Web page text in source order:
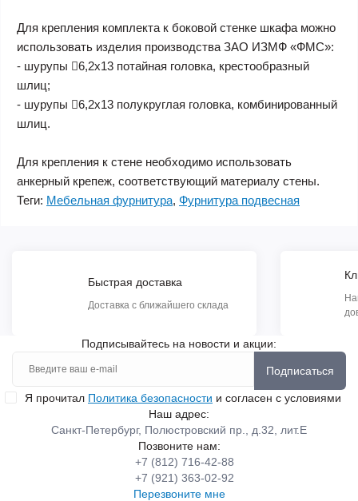
Для крепления комплекта к боковой стенке шкафа можно
использовать изделия производства ЗАО ИЗМФ «ФМС»:
- шурупы 6,2х13 потайная головка, крестообразный
шлиц;
- шурупы 6,2х13 полукруглая головка, комбинированный
шлиц.
Для крепления к стене необходимо использовать
анкерный крепеж, соответствующий материалу стены.
Теги: Мебельная фурнитура, Фурнитура подвесная
Быстрая доставка
Доставка с ближайшего склада
Подписывайтесь на новости и акции:
Подписаться
Я прочитал Политика безопасности и согласен с условиями
Наш адрес:
Санкт-Петербург, Полюстровский пр., д.32, лит.Е
Позвоните нам:
+7 (812) 716-42-88
+7 (921) 363-02-92
Перезвоните мне